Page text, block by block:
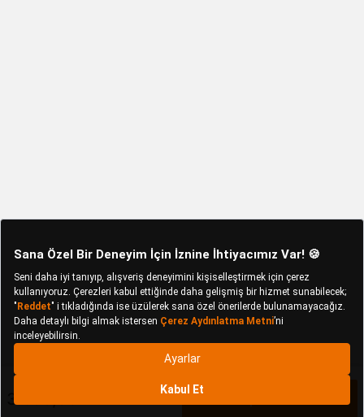
3.599,90 TL